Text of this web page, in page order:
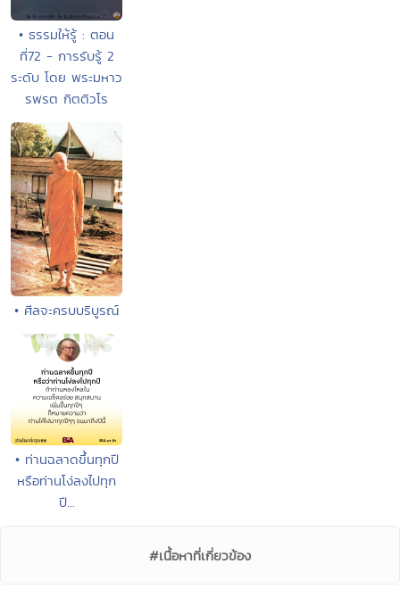
• ธรรมให้รู้ : ตอน
ที่72 - การรับรู้ 2
ระดับ โดย พระมหาว
รพรต กิตติวโร
• ศีลจะครบบริบูรณ์
• ท่านฉลาดขึ้นทุกปี
หรือท่านโง่ลงไปทุก
ปี...
#เนื้อหาที่เกี่ยวข้อง